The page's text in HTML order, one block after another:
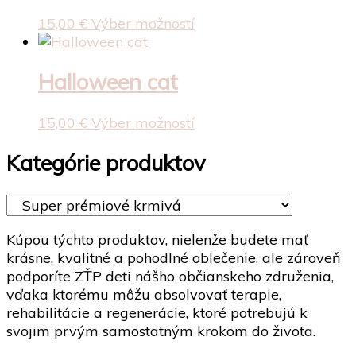
produktu.
15,00 € Výber možnostíTento
Možnosti
si
vybrať
Halloween cat
15,00 € Výber možnostíTento
má
viacero
variantov.
Možnosti
si
môžete
vybrať
na
stránke
produktu.
Kategórie produktov
Kúpou týchto produktov, nielenže budete mať
krásne, kvalitné a pohodlné oblečenie, ale zároveň
podporíte ZŤP deti nášho občianskeho združenia,
vďaka ktorému môžu absolvovať terapie,
rehabilitácie a regenerácie, ktoré potrebujú k
svojim prvým samostatným krokom do života.